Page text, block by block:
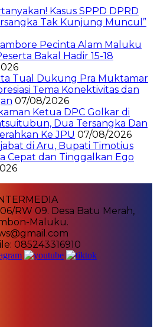
Kasus SPPD DPRD
Tak Kunjung Muncul”
Pecinta Alam Maluku
Bakal Hadir 15-18
Tual Dukung Pra Muktamar
Tema Konektivitas dan
07/08/2026
Ketua DPC Golkar di
Dua Tersangka Dan
Ke JPU 07/08/2026
di Aru, Bupati Timotius
Cepat dan Tinggalkan Ego
RW 09. Desa Batu Merah,
Maluku.
085243316910